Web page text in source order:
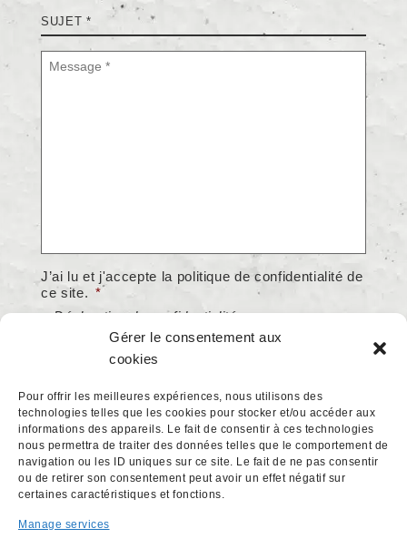
Gérer le consentement aux
cookies
Pour offrir les meilleures expériences, nous utilisons des
technologies telles que les cookies pour stocker et/ou accéder aux
informations des appareils. Le fait de consentir à ces technologies
nous permettra de traiter des données telles que le comportement de
navigation ou les ID uniques sur ce site. Le fait de ne pas consentir
ou de retirer son consentement peut avoir un effet négatif sur
certaines caractéristiques et fonctions.
Manage services
Sujet *
J’ai lu et j'accepte la politique de confidentialité de
ce site. *
Accepter
> Déclaration de confidentialité
hCaptcha